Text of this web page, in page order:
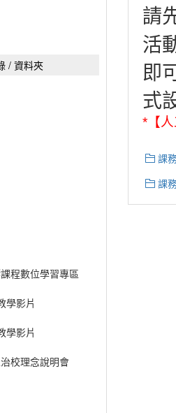
/ 資料夾
程數位學習專區
學影片
學影片
校理念說明會
請
活
即
式
*【
課
課